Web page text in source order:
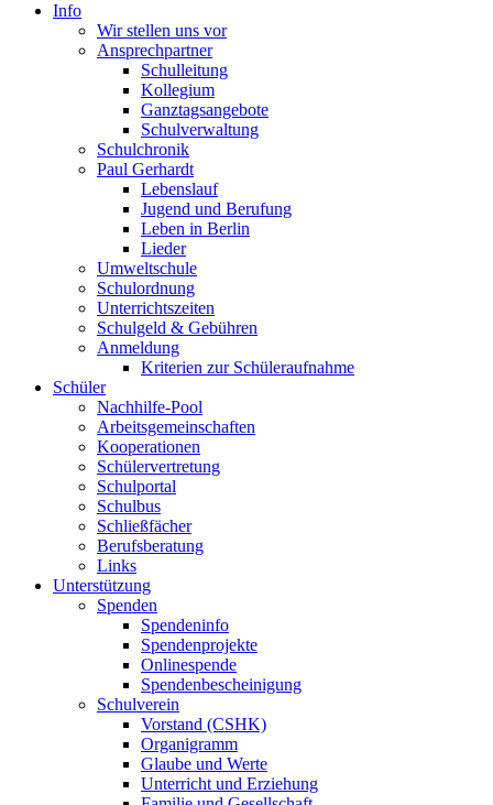
Info
Wir stellen uns vor
Ansprechpartner
Schulleitung
Kollegium
Ganztagsangebote
Schulverwaltung
Schulchronik
Paul Gerhardt
Lebenslauf
Jugend und Berufung
Leben in Berlin
Lieder
Umweltschule
Schulordnung
Unterrichtszeiten
Schulgeld & Gebühren
Anmeldung
Kriterien zur Schüleraufnahme
Schüler
Nachhilfe-Pool
Arbeitsgemeinschaften
Kooperationen
Schülervertretung
Schulportal
Schulbus
Schließfächer
Berufsberatung
Links
Unterstützung
Spenden
Spendeninfo
Spendenprojekte
Onlinespende
Spendenbescheinigung
Schulverein
Vorstand (CSHK)
Organigramm
Glaube und Werte
Unterricht und Erziehung